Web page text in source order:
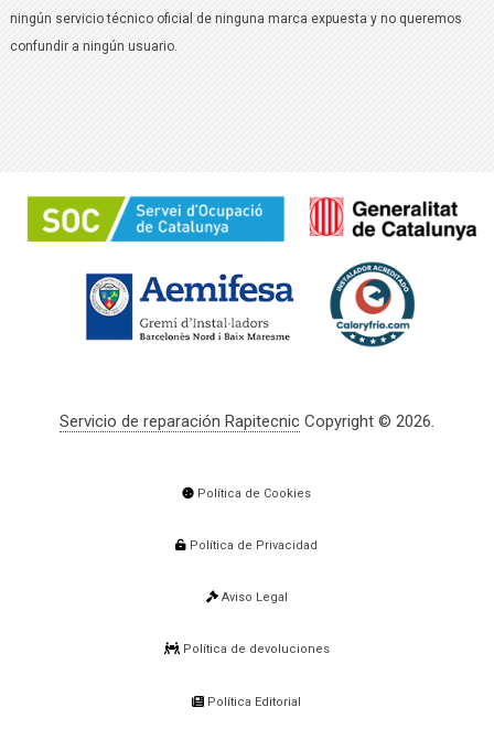
ningún servicio técnico oficial de ninguna marca expuesta y no queremos
confundir a ningún usuario.
Servicio de reparación RapitecnicCopyright © 2026.
Política de Cookies
Política de Privacidad
Aviso Legal
Política de devoluciones
Política Editorial